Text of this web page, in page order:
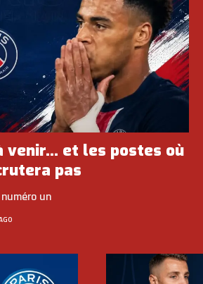
venir… et les postes où
pas
un